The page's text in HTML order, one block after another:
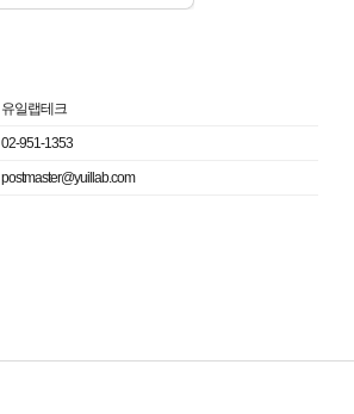
유일랩테크
02-951-1353
postmaster@yuillab.com